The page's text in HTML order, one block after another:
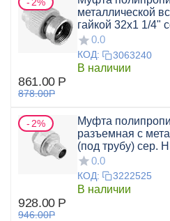
металлической
гайкой 32x1 1/4"
0.0
КОД: 3063240
В наличии
861.00 Р
878.00Р
2%
Муфта
разъемная с
(под трубу) сер.
0.0
КОД: 3222525
В наличии
928.00 Р
946.00Р